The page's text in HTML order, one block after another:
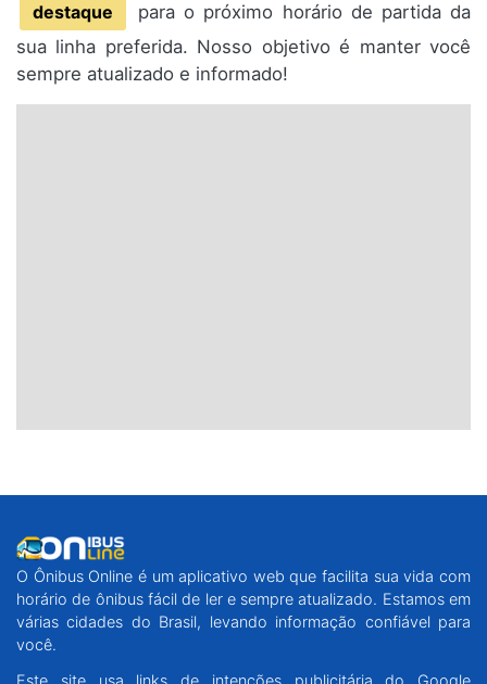
destaque
para o próximo horário de partida da
sua linha preferida. Nosso objetivo é manter você
sempre atualizado e informado!
O Ônibus Online é um aplicativo web que facilita sua vida com
horário de ônibus fácil de ler e sempre atualizado. Estamos em
várias cidades do Brasil, levando informação confiável para
você.